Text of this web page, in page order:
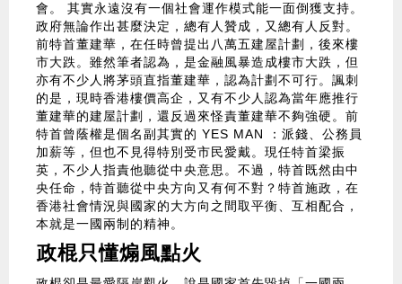
會。 其實永遠沒有一個社會運作模式能一面倒獲支持。
政府無論作出甚麼決定，總有人贊成，又總有人反對。
前特首董建華，在任時曾提出八萬五建屋計劃，後來樓
市大跌。雖然筆者認為，是金融風暴造成樓市大跌，但
亦有不少人將茅頭直指董建華，認為計劃不可行。諷刺
的是，現時香港樓價高企，又有不少人認為當年應推行
董建華的建屋計劃，還反過來怪責董建華不夠強硬。前
特首曾蔭權是個名副其實的 YES MAN ：派錢、公務員
加薪等，但也不見得特別受市民愛戴。現任特首梁振
英，不少人指責他聽從中央意思。不過，特首既然由中
央任命，特首聽從中央方向又有何不對？特首施政，在
香港社會情況與國家的大方向之間取平衡、互相配合，
本就是一國兩制的精神。
政棍只懂煽風點火